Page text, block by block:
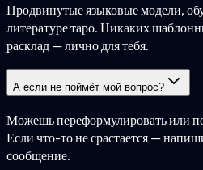
Продвинутые языковые модели,
литературе таро. Никаких
расклад — лично для тебя.
А если не поймёт мой вопрос?
Можешь переформулировать или
Если что-то не срастается —
сообщение.